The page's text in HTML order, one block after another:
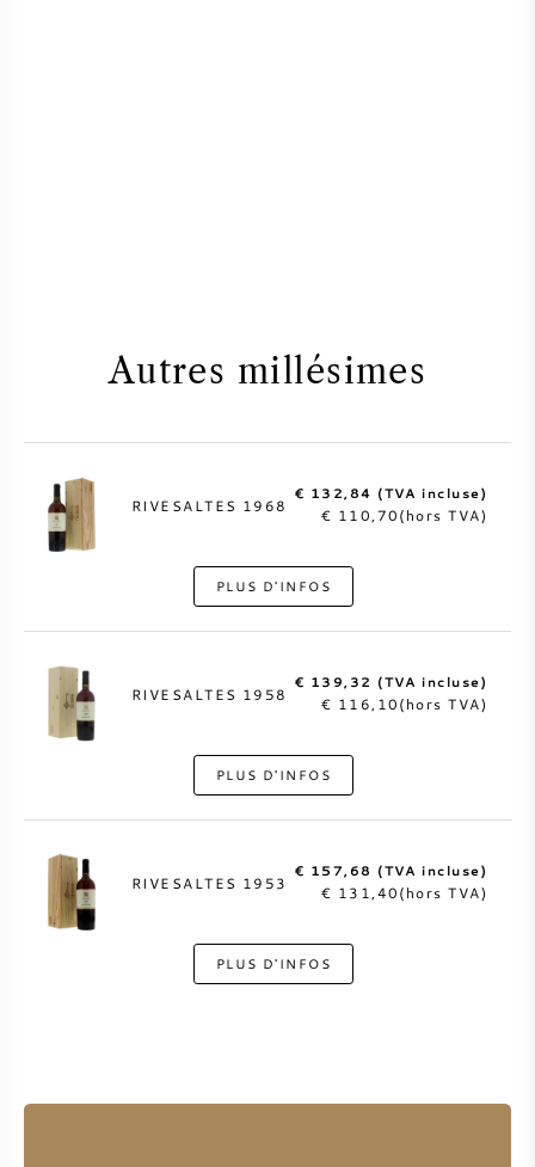
Autres millésimes
RIVESALTES 1968
€ 132,84 (TVA incluse)
€ 110,70(hors TVA)
PLUS D'INFOS
RIVESALTES 1958
€ 139,32 (TVA incluse)
€ 116,10(hors TVA)
PLUS D'INFOS
RIVESALTES 1953
€ 157,68 (TVA incluse)
€ 131,40(hors TVA)
PLUS D'INFOS